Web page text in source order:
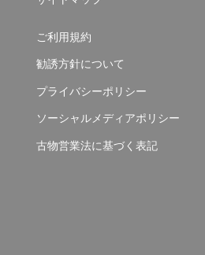
ご利用規約
勧誘方針について
プライバシーポリシー
ソーシャルメディアポリシー
古物営業法に基づく表記